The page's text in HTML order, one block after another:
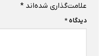
علامت‌گذاری شده‌اند *
دیدگاه*